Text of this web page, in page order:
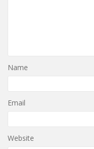
Name
Email
Website